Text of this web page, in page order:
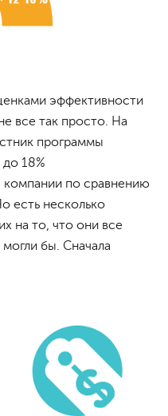
эффективности
все так просто. На
программы
18%
компании по сравнению
есть несколько
на то, что они все
бы. Сначала